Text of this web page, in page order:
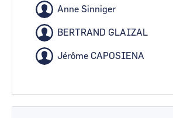
Anne Sinniger
BERTRAND GLAIZAL
Jérôme CAPOSIENA